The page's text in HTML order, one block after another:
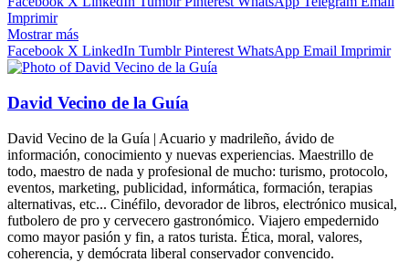
Imprimir
Mostrar más
Facebook X LinkedIn Tumblr Pinterest WhatsApp Email Imprimir
David Vecino de la Guía
David Vecino de la Guía | Acuario y madrileño, ávido de
información, conocimiento y nuevas experiencias. Maestrillo de
todo, maestro de nada y profesional de mucho: turismo, protocolo,
eventos, marketing, publicidad, informática, formación, terapias
alternativas, etc... Cinéfilo, devorador de libros, electrónico musical,
futbolero de pro y cervecero gastronómico. Viajero empedernido
como mayor pasión y fin, a ratos turista. Ética, moral, valores,
coherencia, y demócrata liberal conservador convencido.